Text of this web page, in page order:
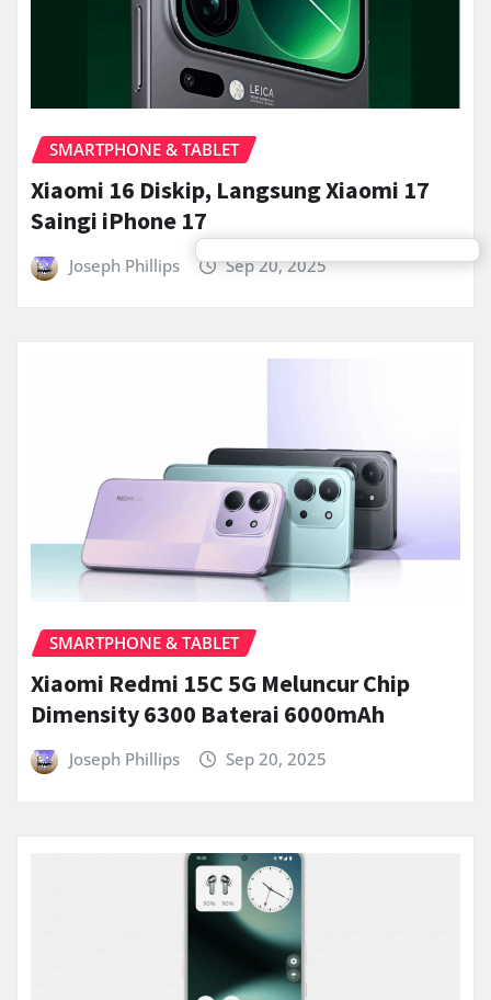
SMARTPHONE & TABLET
Xiaomi 16 Diskip, Langsung Xiaomi 17
Saingi iPhone 17
Joseph Phillips Sep 20, 2025
SMARTPHONE & TABLET
Xiaomi Redmi 15C 5G Meluncur Chip
Dimensity 6300 Baterai 6000mAh
Joseph Phillips Sep 20, 2025